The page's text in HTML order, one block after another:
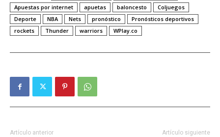
Apuestas por internet
apuetas baloncesto
Coljuegos
Deporte
NBA Nets pronóstico
Pronósticos deportivos
rockets
Thunder warriors WPlay.co
Artículo anterior Artículo siguiente